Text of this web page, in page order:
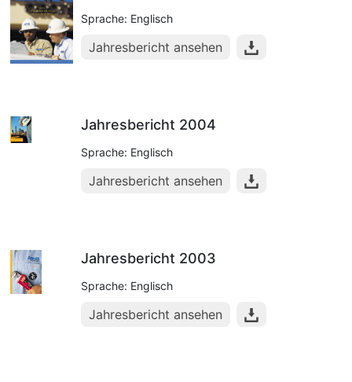
Sprache: Englisch
Jahresbericht ansehen
Jahresbericht 2004
Sprache: Englisch
Jahresbericht ansehen
Jahresbericht 2003
Sprache: Englisch
Jahresbericht ansehen